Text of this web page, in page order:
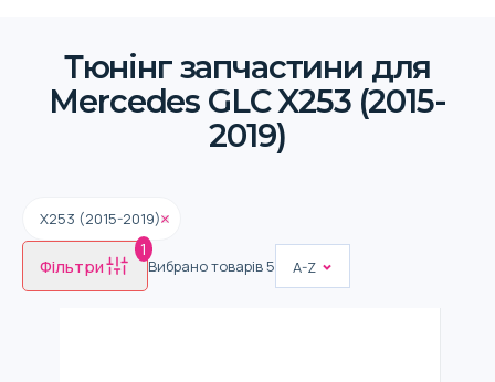
Тюнінг запчастини для
Mercedes GLC X253 (2015-
2019)
X253 (2015-2019)
Фільтри
1
Вибрано товарів5 A-Z